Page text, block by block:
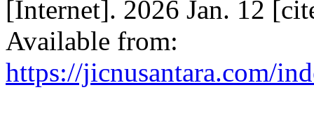
[Internet]. 2026 Jan. 12
Available from:
https://jicnusantara.com/